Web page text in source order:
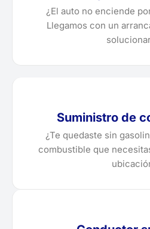
¿El auto no enciende
Llegamos con un
Suministro de
¿Te quedaste sin
combustible que